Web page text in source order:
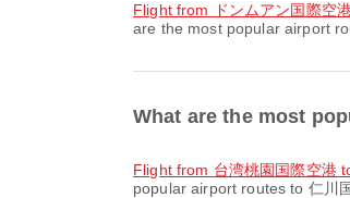
flight from ドンムアン国際空
are the most popular airport
What are the most
flight from 台湾桃園国際空港
popular airport routes to 仁川